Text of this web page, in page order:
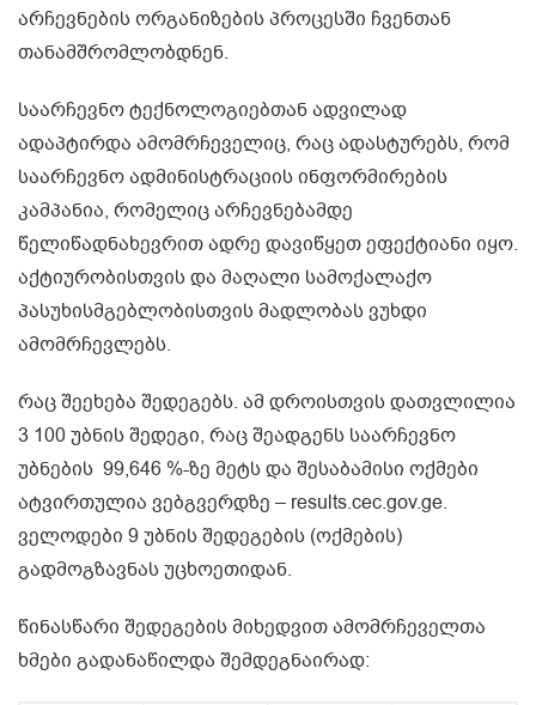
არჩევნების ორგანიზების პროცესში ჩვენთან
თანამშრომლობდნენ.
საარჩევნო ტექნოლოგიებთან ადვილად
ადაპტირდა ამომრჩეველიც, რაც ადასტურებს, რომ
საარჩევნო ადმინისტრაციის ინფორმირების
კამპანია, რომელიც არჩევნებამდე
წელიწადნახევრით ადრე დავიწყეთ ეფექტიანი იყო.
აქტიურობისთვის და მაღალი სამოქალაქო
პასუხისმგებლობისთვის მადლობას ვუხდი
ამომრჩევლებს.
რაც შეეხება შედეგებს. ამ დროისთვის დათვლილია
3 100 უბნის შედეგი, რაც შეადგენს საარჩევნო
უბნების 99,646 %-ზე მეტს და შესაბამისი ოქმები
ატვირთულია ვებგვერდზე – results.cec.gov.ge.
ველოდები 9 უბნის შედეგების (ოქმების)
გადმოგზავნას უცხოეთიდან.
წინასწარი შედეგების მიხედვით ამომრჩეველთა
ხმები გადანაწილდა შემდეგნაირად: